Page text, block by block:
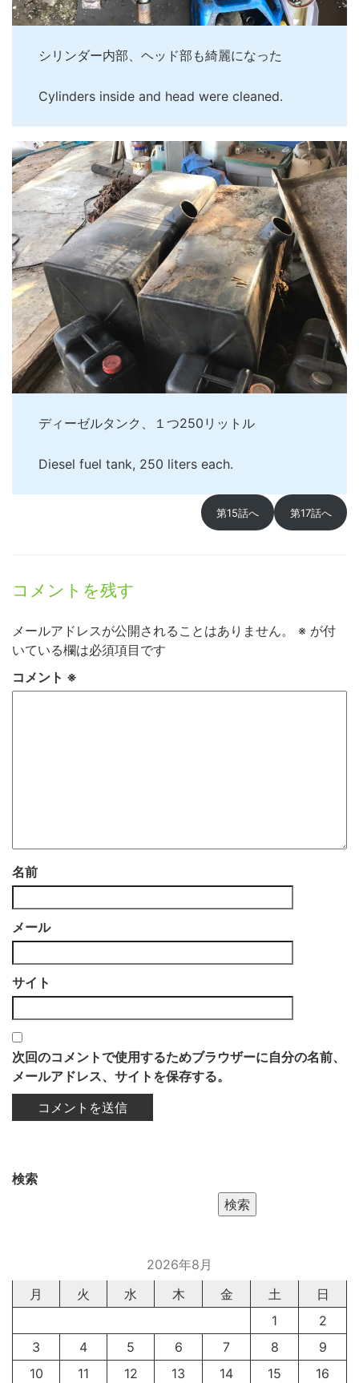
シリンダー内部、ヘッド部も綺麗になった
Cylinders inside and head were cleaned.
ディーゼルタンク、１つ250リットル
Diesel fuel tank, 250 liters each.
第15話へ 第17話へ
コメントを残す
メールアドレスが公開されることはありません。 ※ が付
いている欄は必須項目です
コメント ※
名前
メール
サイト
次回のコメントで使用するためブラウザーに自分の名前、
メールアドレス、サイトを保存する。
検索
検索
2026年8月
月
火 水 木 金 土
日
1
2
3
4 5 6 7 8
9
10
11 12 13 14 15
16